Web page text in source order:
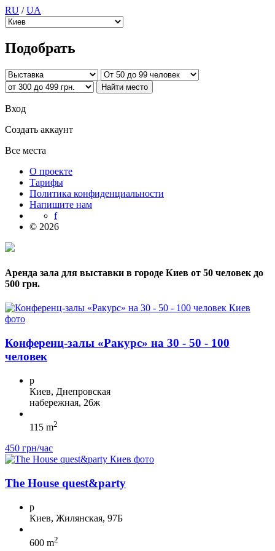
RU /UA
Подобрать
Вход
Создать аккаунт
Все места
О проекте
Тарифы
Политика конфиденциальности
Напишите нам
f
© 2026
Аренда зала для выставки в городе Киев от 50 человек до
500 грн.
Конференц-залы «Ракурс» на 30 - 50 - 100
человек
p
Киев, Днепровская
набережная, 26ж
115 m2
450 грн/час
The House quest&party
p
Киев, Жилянская, 97Б
600 m2